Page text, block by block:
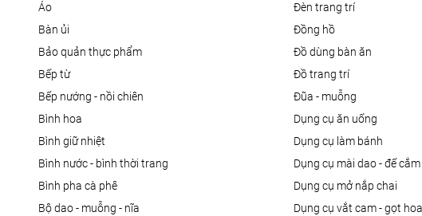
áo
bàn ủi
bảo quản thực phẩm
bếp từ
bếp nướng - nồi chiên
bình hoa
bình giữ nhiệt
bình nước - bình thời trang
bình pha cà phê
bộ dao - muỗng - nĩa
đèn trang trí
đồng hồ
đồ dùng bàn ăn
đồ trang trí
đũa - muỗng
dụng cụ ăn uống
dụng cụ làm bánh
dụng cụ mài dao - đế
dụng cụ mở nắp chai
dụng cụ vắt cam - gọt